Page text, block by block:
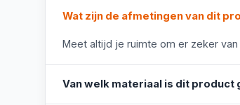
Wat zijn de afmetingen van dit
Meet altijd je ruimte om er zeker
Van welk materiaal is dit product